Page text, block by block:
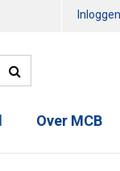
Inloggen
Over MCB